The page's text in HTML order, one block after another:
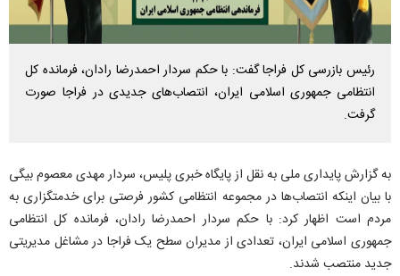
رئیس بازرسی کل فراجا گفت: با حکم سردار احمدرضا رادان، فرمانده کل
انتظامی جمهوری اسلامی ایران، انتصاب‌های جدیدی در فراجا صورت
گرفت.
به گزارش پایداری ملی به نقل از پایگاه خبری پلیس، سردار مهدی معصوم بیگی
با بیان اینکه انتصاب‌ها در مجموعه انتظامی کشور فرصتی برای خدمتگزاری به
مردم است اظهار کرد: با حکم سردار احمدرضا رادان، فرمانده کل انتظامی
جمهوری اسلامی ایران، تعدادی از مدیران سطح یک فراجا در مشاغل مدیریتی
جدید منتصب شدند.